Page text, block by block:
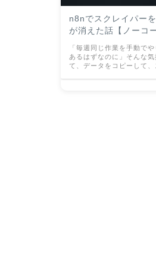
n8nでスクレイパー
が消えた話【ノーコ
「毎週同じ作業を手動で
あるはずなのに」そんな
て、データをコピーして